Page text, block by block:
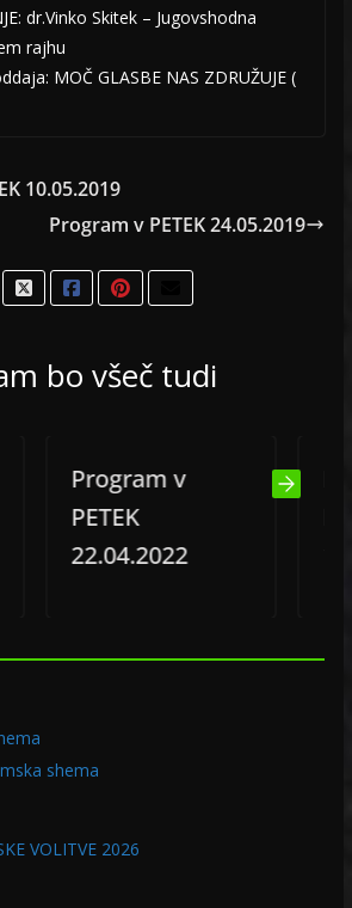
dr.Vinko Skitek – Jugovshodna
rajhu
MOČ GLASBE NAS ZDRUŽUJE (
10.05.2019
Program v PETEK 24.05.2019
bo všeč tudi
Program v
PETEK
22.04.2022
shema
VOLITVE 2026